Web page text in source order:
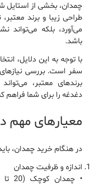
چمدان، بخشی از استایل
طراحی زیبا و برند معتبر،
می‌آورد، بلکه می‌تواند
باشد.
با توجه به این دلایل،
سفر است. بررسی
برندهای معتبر،
دغدغه را برای شما فراهم
معیارهای مهم
در هنگام خرید چمدان،
اندازه و ظرفیت چمدان